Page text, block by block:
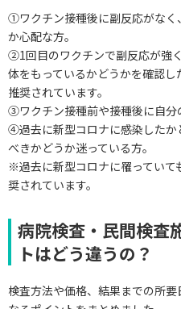
①ワクチン接種後に副反応がなく
か心配な方。
②1回目のワクチンで副反応が強
体をもっているかどうかを確認
推奨されています。
③ワクチン接種前や接種後に自分
④過去に新型コロナに感染したか
べきかどうか迷っている方。
※過去に新型コロナに罹っていて
奨されています。
病院検査・民間検査
トはどう違うの？
検査方法や価格、結果までの所